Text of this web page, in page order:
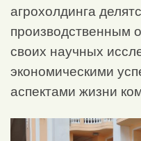
агрохолдинга
производственным
своих научных
экономическими
аспектами жизни